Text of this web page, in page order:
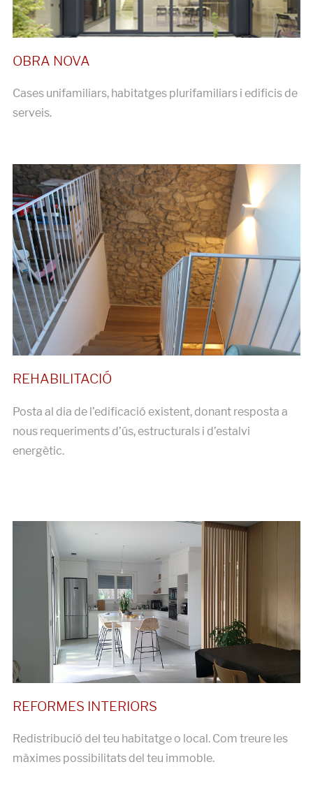
Cases unifamiliars, habitatges plurifamiliars i edificis de
serveis.
Posta al dia de l’edificació existent, donant resposta a
nous requeriments d’ús, estructurals i d’estalvi
energètic.
Redistribució del teu habitatge o local. Com treure les
màximes possibilitats del teu immoble.